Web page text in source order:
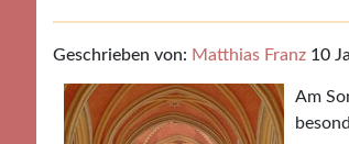
Geschrieben von: Matthias Franz 10
Am